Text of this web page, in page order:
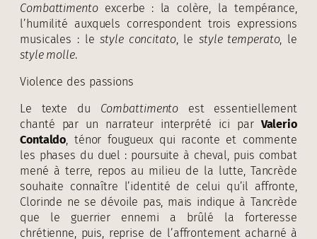
Combattimentoexcerbe : la colère, la tempérance,
l’humilité auxquels correspondent trois expressions
musicales : lestyle concitato, lestyle temperato, le
style molle.
Violence des passions
Le texte du Combattimento est essentiellement
chanté par un narrateur interprété ici par Valerio
Contaldo, ténor fougueux qui raconte et commente
les phases du duel : poursuite à cheval, puis combat
mené à terre, repos au milieu de la lutte, Tancrède
souhaite connaître l’identité de celui qu’il affronte,
Clorinde ne se dévoile pas, mais indique à Tancrède
que le guerrier ennemi a brûlé la forteresse
chrétienne, puis, reprise de l’affrontement acharné à